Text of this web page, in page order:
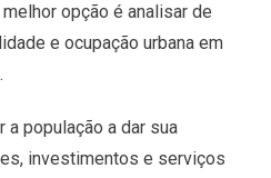
opção é analisar de
e ocupação urbana em
população a dar sua
investimentos e serviços